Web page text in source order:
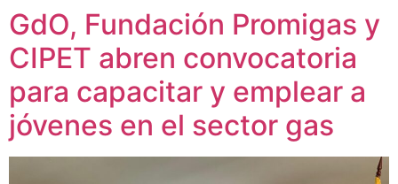
GdO, Fundación Promigas y
CIPET abren convocatoria
para capacitar y emplear a
jóvenes en el sector gas